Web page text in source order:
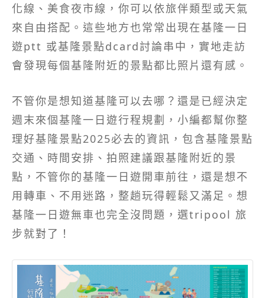
化線、美食夜市線，你可以依旅伴類型或天氣
來自由搭配。這些地方也常常出現在基隆一日
遊ptt 或基隆景點dcard討論串中，實地走訪
會發現每個基隆附近的景點都比照片還有感。
不管你是想知道基隆可以去哪？還是已經決定
週末來個基隆一日遊行程規劃，小編都幫你整
理好基隆景點2025必去的資訊，包含基隆景點
交通、時間安排、拍照建議跟基隆附近的景
點，不管你的基隆一日遊開車前往，還是想不
用轉車、不用迷路，整趟玩得輕鬆又滿足。想
基隆一日遊無車也完全沒問題，選tripool 旅
步就對了！